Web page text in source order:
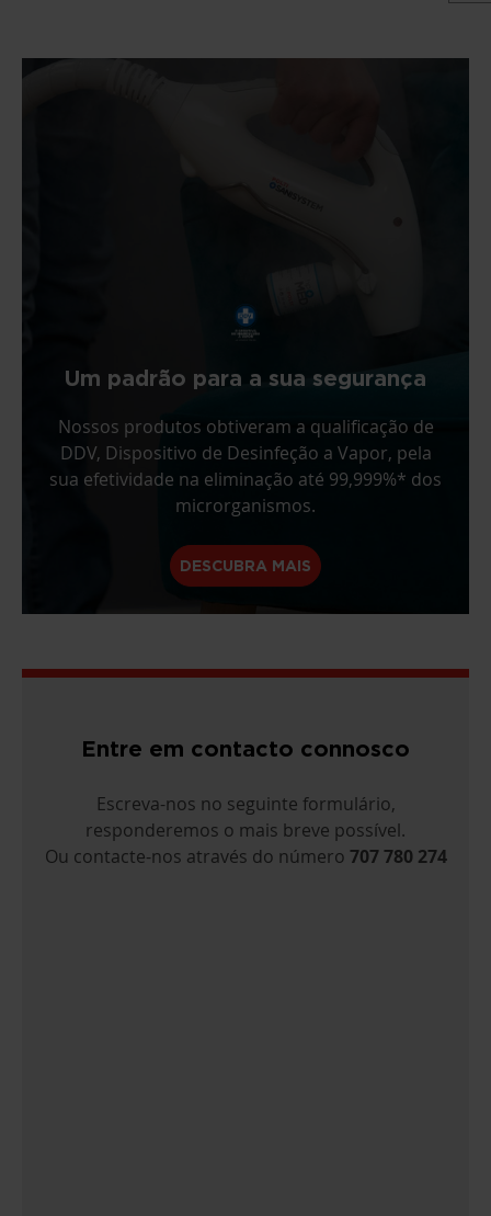
Um padrão para a sua segurança
Nossos produtos obtiveram a qualificação de
DDV, Dispositivo de Desinfeção a Vapor, pela
sua efetividade na eliminação até 99,999%* dos
microrganismos.
DESCUBRA MAIS
Entre em contacto connosco
Escreva-nos no seguinte formulário,
responderemos o mais breve possível.
Ou contacte-nos através do número 707 780 274